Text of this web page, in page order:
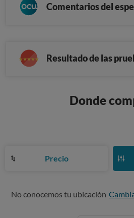
Comentarios del
Resultado de las
Donde
Precio
No conocemos tu ubicación